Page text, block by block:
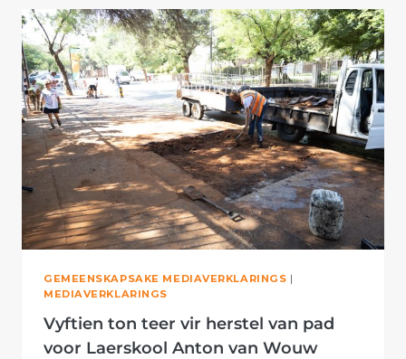
LAAT
REEDS
HUL
STEM
HOOR
OOR
KOALISIE-
GESKIL
GEMEENSKAPSAKE MEDIAVERKLARINGS |
MEDIAVERKLARINGS
Vyftien ton teer vir herstel van pad
voor Laerskool Anton van Wouw